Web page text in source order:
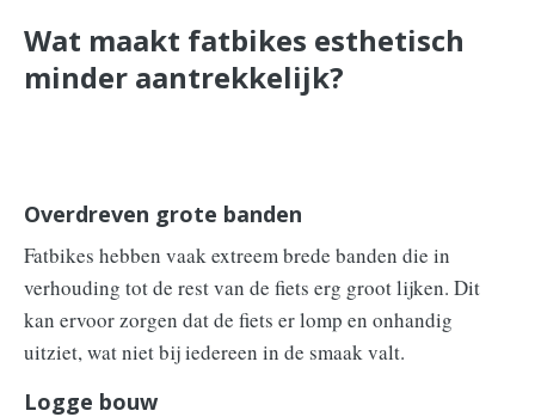
Wat maakt fatbikes esthetisch
minder aantrekkelijk?
Overdreven grote banden
Fatbikes hebben vaak extreem brede banden die in
verhouding tot de rest van de fiets erg groot lijken. Dit
kan ervoor zorgen dat de fiets er lomp en onhandig
uitziet, wat niet bij iedereen in de smaak valt.
Logge bouw